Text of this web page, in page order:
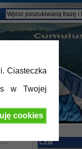
Ciasteczka
w Twojej
cookies
Czat